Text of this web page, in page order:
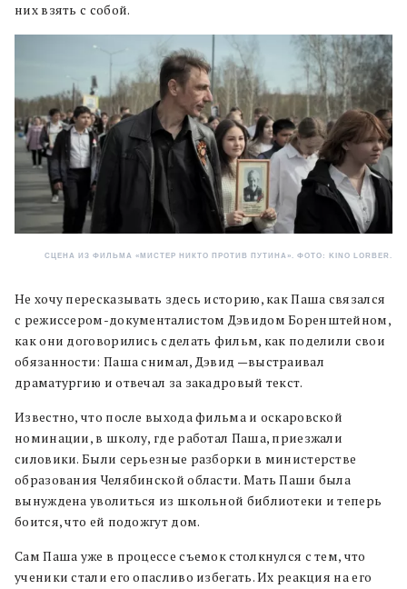
них взять с собой.
СЦЕНА ИЗ ФИЛЬМА «МИСТЕР НИКТО ПРОТИВ ПУТИНА». ФОТО: KINO LORBER.
Не хочу пересказывать здесь историю, как Паша связался
с режиссером-документалистом Дэвидом Боренштейном,
как они договорились сделать фильм, как поделили свои
обязанности: Паша снимал, Дэвид —выстраивал
драматургию и отвечал за закадровый текст.
Известно, что после выхода фильма и оскаровской
номинации, в школу, где работал Паша, приезжали
силовики. Были серьезные разборки в министерстве
образования Челябинской области. Мать Паши была
вынуждена уволиться из школьной библиотеки и теперь
боится, что ей подожгут дом.
Сам Паша уже в процессе съемок столкнулся с тем, что
ученики стали его опасливо избегать. Их реакция на его